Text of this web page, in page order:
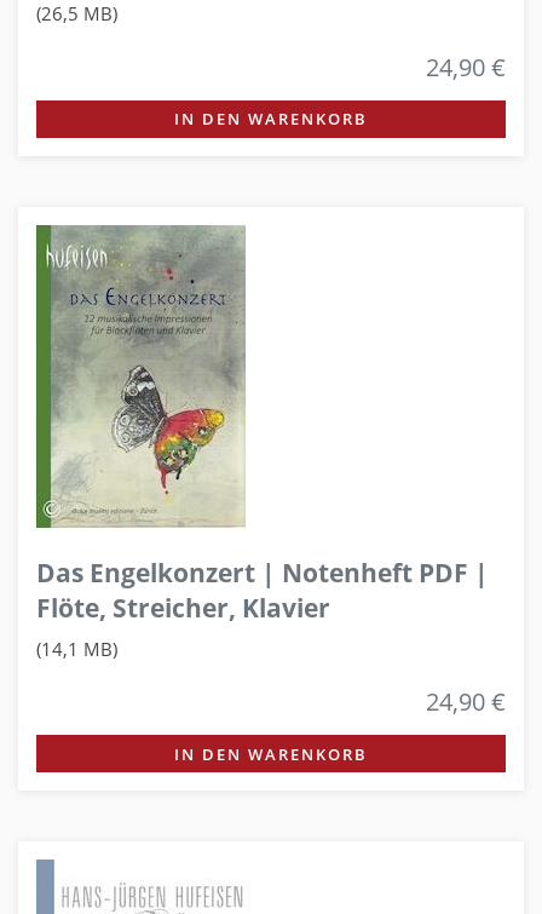
(26,5 MB)
24,90 €
IN DEN WARENKORB
Das Engelkonzert | Notenheft PDF |
Flöte, Streicher, Klavier
(14,1 MB)
24,90 €
IN DEN WARENKORB